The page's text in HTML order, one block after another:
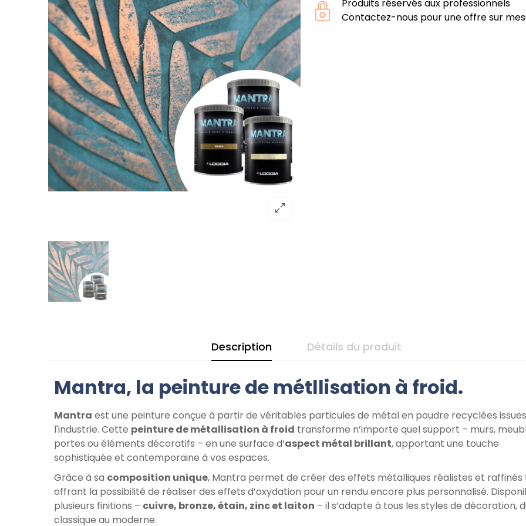
Produits réservés aux professionnels
Contactez-nous pour une offre sur
Description Détails du produit
Mantra, la peinture de métllisation à froid.
Mantra est une peinture conçue à partir de véritables particules de métal en poudre recyclées
l'industrie. Cette peinture de métallisation à froid transforme n’importe quel support – murs,
portes ou éléments décoratifs – en une surface d’aspect métal brillant, apportant une touche
sophistiquée et contemporaine à vos espaces.
Grâce à sa composition unique, Mantra permet de créer des effets métalliques réalistes et raffinés
offrant la possibilité de réaliser des effets d’oxydation pour un rendu encore plus personnalisé.
plusieurs finitions – cuivre, bronze, étain, zinc et laiton – il s’adapte à tous les styles de décoration,
classique au moderne.